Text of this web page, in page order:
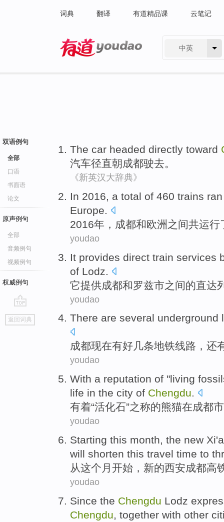
词典 翻译 有道精品课 云笔记
中英
双语例句
全部
口语
书面语
论文
原声例句
全部
音频例句
视频例句
权威例句
go
top
返回词典
The car headed directly toward
汽车径直朝成都驶去。
《新英汉大辞典》
In 2016, a total of 460 trains ran
Europe.
2016年， 成都和欧洲 之间共运行
youdao
It provides direct train services
of Lodz
它提供成都和罗兹市之间的直达
youdao
There are several underground
成都现在有好几条地铁线路 ， 还
youdao
With a reputation of "living
life in the city of Chengdu.
有着“活化石”之称的熊猫在成都市
youdao
Starting this month, the new
will shorten this travel time to
从这个 月 开始， 新的西安成都高
youdao
Since the Chengdu Lodz
Chengdu, together with other